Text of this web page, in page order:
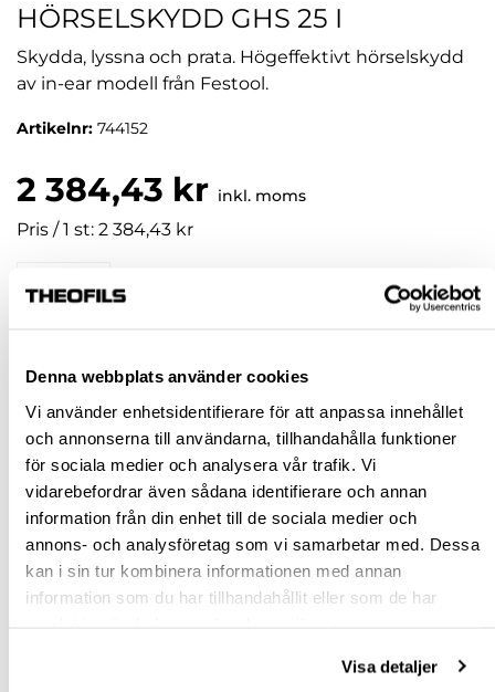
Denna webbplats använder cookies
Vi använder enhetsidentifierare för att anpassa innehållet
och annonserna till användarna, tillhandahålla funktioner
för sociala medier och analysera vår trafik. Vi
vidarebefordrar även sådana identifierare och annan
information från din enhet till de sociala medier och
annons- och analysföretag som vi samarbetar med. Dessa
kan i sin tur kombinera informationen med annan
information som du har tillhandahållit eller som de har
Visa detaljer
HÖRSELSKYDD GHS 25 I
Skydda, lyssna och prata. Högeffektivt hörselskydd
av in-ear modell från Festool.
Artikelnr: 744152
2 384,43 kr inkl. moms
Pris / 1 st: 2 384,43 kr
st
Jönköping huvudlager Beställningsvara
Jönköping butik Slut i lager
Malmö butik Finns i lager
Stockholm butik Finns i lager
Snabba leveranser
Hämta i butik